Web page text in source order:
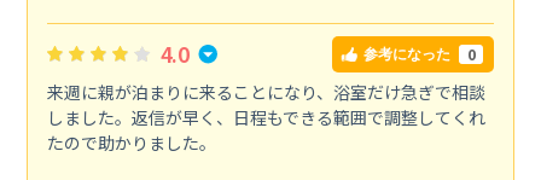
4.0 参考になった 0
来週に親が泊まりに来ることになり、浴室だけ急ぎで相談
しました。返信が早く、日程もできる範囲で調整してくれ
たので助かりました。